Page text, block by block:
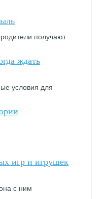
получают
ждать
условия для
игр и игрушек
с ним